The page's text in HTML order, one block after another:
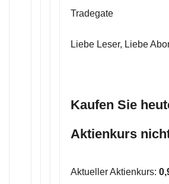
Tradegate
Liebe Leser, Liebe
Kaufen Sie
Aktienkurs
Aktueller Aktienkurs: